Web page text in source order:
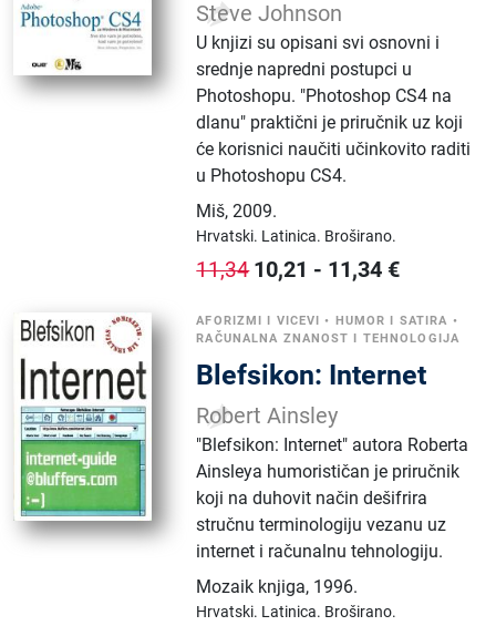
Steve Johnson
U knjizi su opisani svi osnovni i
srednje napredni postupci u
Photoshopu. "Photoshop CS4 na
dlanu" praktični je priručnik uz koji
će korisnici naučiti učinkovito raditi
u Photoshopu CS4.
Miš,2009.
Hrvatski. Latinica. Broširano.
11,34 10,21 - 11,34 €
AFORIZMI I VICEVI • HUMOR I SATIRA •
RAČUNALNA ZNANOST I TEHNOLOGIJA
Blefsikon: Internet
Robert Ainsley
​"Blefsikon: Internet" autora Roberta
Ainsleya humorističan je priručnik
koji na duhovit način dešifrira
stručnu terminologiju vezanu uz
internet i računalnu tehnologiju.
Mozaik knjiga, 1996.
Hrvatski. Latinica. Broširano.